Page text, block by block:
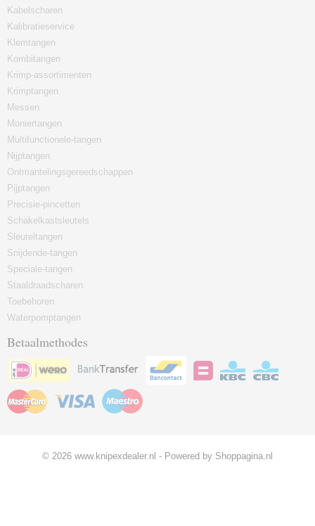
Kabelscharen
Kalibratieservice
Klemtangen
Kombitangen
Krimp-assortimenten
Krimptangen
Messen
Moniertangen
Multifunctionele-tangen
Nijptangen
Ontmantelingsgereedschappen
Pijptangen
Precisie-pincetten
Schakelkastsleutels
Sleuteltangen
Snijdende-tangen
Speciale-tangen
Staaldraadscharen
Toebehoren
Waterpomptangen
Betaalmethodes
© 2026 www.knipexdealer.nl - Powered by Shoppagina.nl